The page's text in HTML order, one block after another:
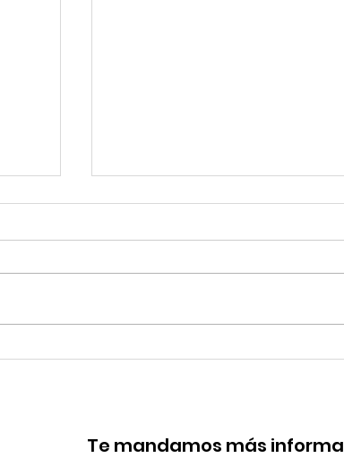
¡Acapulco y Guerrero se
Te mandamos más